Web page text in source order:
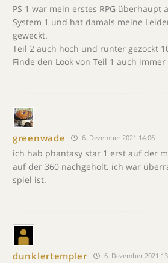
PS 1 war mein erstes RPG
System 1 und hat damals meine
geweckt.
Teil 2 auch hoch und runter gezockt
Finde den Look von Teil 1 auch
greenwade 6. Dezember 2021 14:06
ich hab phantasy star 1 erst auf der
auf der 360 nachgeholt. ich war
spiel ist.
dunklertempler 6. Dezember 2021